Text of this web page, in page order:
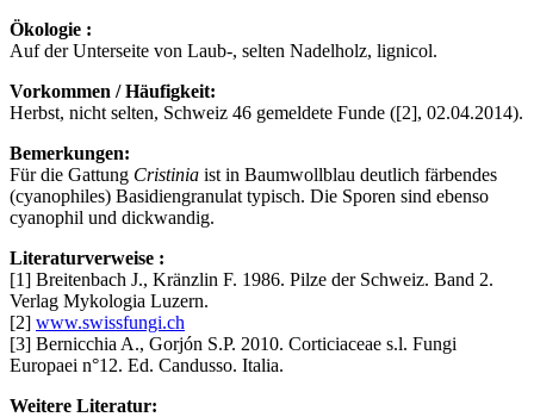
Ökologie :
Auf der Unterseite von Laub-, selten Nadelholz, lignicol.
Vorkommen / Häufigkeit:
Herbst, nicht selten, Schweiz 46 gemeldete Funde ([2], 02.04.2014).
Bemerkungen:
Für die Gattung Cristinia ist in Baumwollblau deutlich färbendes
(cyanophiles) Basidiengranulat typisch. Die Sporen sind ebenso
cyanophil und dickwandig.
Literaturverweise :
[1] Breitenbach J., Kränzlin F. 1986. Pilze der Schweiz. Band 2.
Verlag Mykologia Luzern.
[2] www.swissfungi.ch
[3] Bernicchia A., Gorjón S.P. 2010. Corticiaceae s.l. Fungi
Europaei n°12. Ed. Candusso. Italia.
Weitere Literatur: